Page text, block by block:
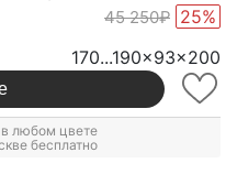
45 250₽ 25%
170...190x93x200
любом цвете
бесплатно